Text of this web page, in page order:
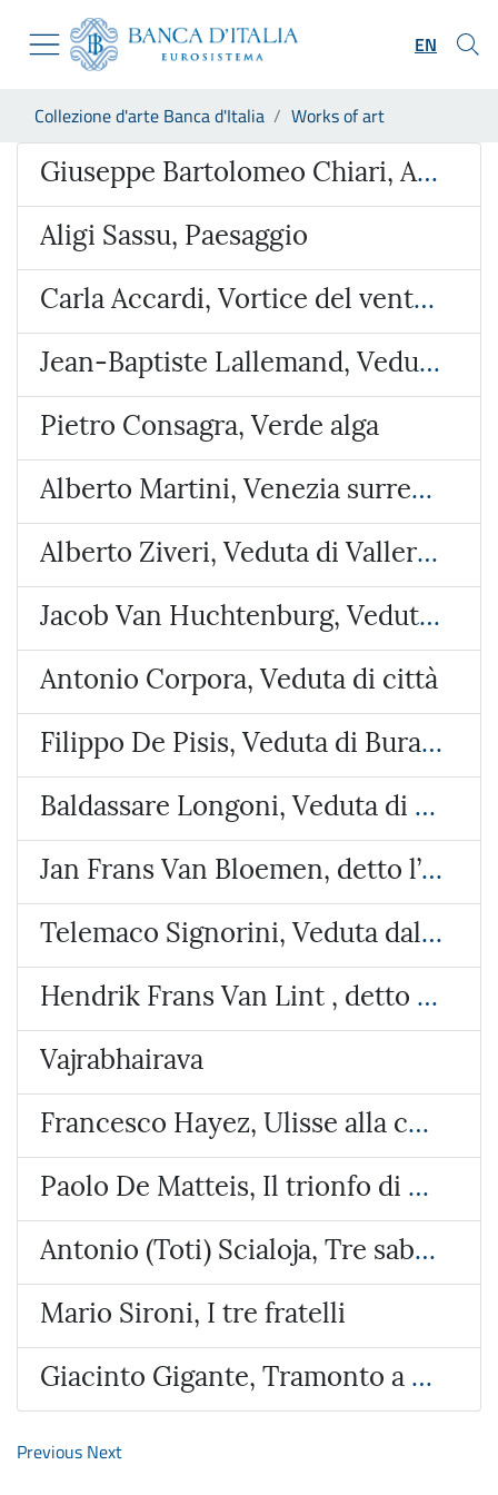
Skip to Main Content
Go to the institutional website
Go to the navigation menu
Go to search
Go to the footer
EN
Collezione d'arte Banca d'Italia Works of art
Work of art
Giuseppe Bartolomeo Chiari, Adorazione dei Magi
Aligi Sassu, Paesaggio
Carla Accardi, Vortice del vento verde
Jean-Baptiste Lallemand, Veduta ideata con l’Arco di Giano e San Giorgio al Velabro
Pietro Consagra, Verde alga
Alberto Martini, Venezia surreale
Alberto Ziveri, Veduta di Vallerano
Jacob Van Huchtenburg, Veduta di Piazza Colonna
Antonio Corpora, Veduta di città
Filippo De Pisis, Veduta di Burano
Baldassare Longoni, Veduta di Arosio (Brianza)
Jan Frans Van Bloemen, detto l’Orizzonte, Veduta del castello di Lunghezza
Telemaco Signorini, Veduta dalla costa di Riomaggiore
Hendrik Frans Van Lint , detto lo Studio, Veduta con due paesi e un tempietto circolare
Vajrabhairava
Francesco Hayez, Ulisse alla corte di Alcinoo re dei Feaci
Paolo De Matteis, Il trionfo di Galatea
Antonio (Toti) Scialoja, Tre sabbie
Mario Sironi, I tre fratelli
Giacinto Gigante, Tramonto a Bacoli
Previous Next